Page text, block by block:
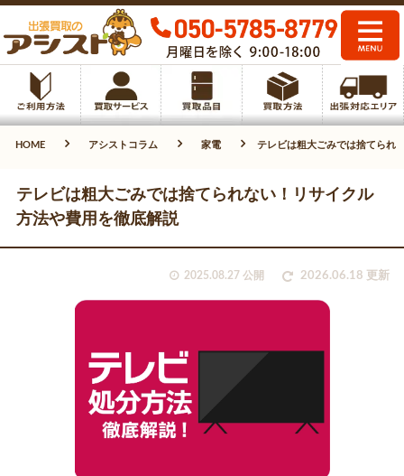
HOME アシストコラム 家電 テレビは粗大ごみでは捨てられ
テレビは粗大ごみでは捨てられない！リサイクル
方法や費用を徹底解説
2025.08.27 公開 2026.06.18 更新